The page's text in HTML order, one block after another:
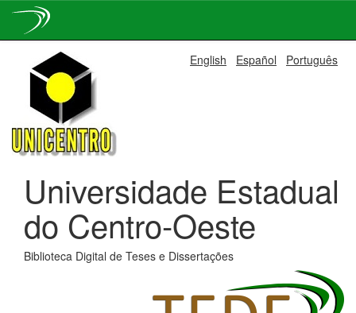
navigation
English Español Português
Universidade Estadual
do Centro-Oeste
Biblioteca Digital de Teses e Dissertações